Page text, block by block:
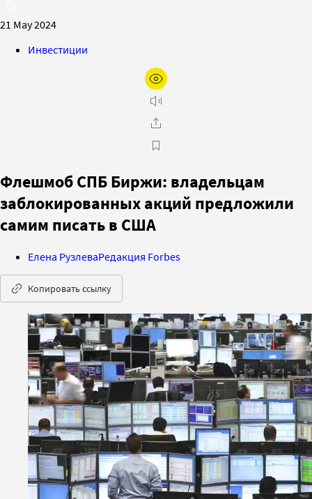
21 May 2024
Инвестиции
Флешмоб СПБ Биржи: владельцам
заблокированных акций предложили
самим писать в США
Елена РузлеваРедакция Forbes
Копировать ссылку